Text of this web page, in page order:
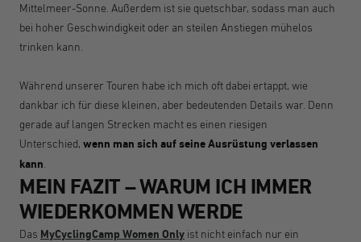
Mittelmeer-Sonne. Außerdem ist sie quetschbar, sodass man auch
bei hoher Geschwindigkeit oder an steilen Anstiegen mühelos
trinken kann.
Während unserer Touren habe ich mich oft dabei ertappt, wie
dankbar ich für diese kleinen, aber bedeutenden Details war. Denn
gerade auf langen Strecken macht es einen riesigen
Unterschied, wenn man sich auf seine Ausrüstung verlassen
kann
MEIN FAZIT – WARUM ICH IMMER
WIEDERKOMMEN WERDE
Das MyCyclingCamp Women Only ist nicht einfach nur ein